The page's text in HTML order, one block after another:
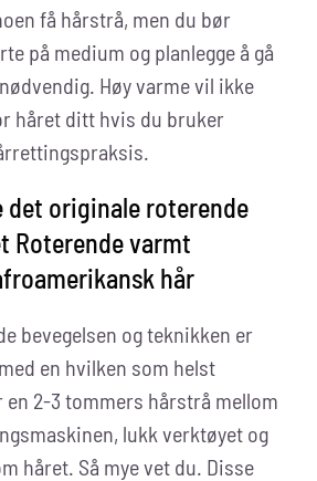
få hårstrå, men du bør
på medium og planlegge å gå
Høy varme vil ikke
håret ditt hvis du bruker
det originale roterende
Roterende varmt
hår
bevegelsen og teknikken er
en hvilken som helst
en 2-3 tommers hårstrå mellom
lukk verktøyet og
håret. Så mye vet du. Disse